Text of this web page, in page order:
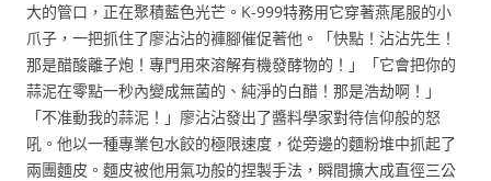
大的管口，正在聚積藍色光芒。K-999特務用它穿著燕尾服的小
爪子，一把抓住了廖沾沾的褲腳催促著他。「快點！沾沾先生！
那是醋酸離子炮！專門用來溶解有機發酵物的！」「它會把你的
蒜泥在零點一秒內變成無菌的、純淨的白醋！那是浩劫啊！」
「不准動我的蒜泥！」廖沾沾發出了醬料學家對待信仰般的怒
吼。他以一種專業包水餃的極限速度，從旁邊的麵粉堆中抓起了
兩團麵皮。麵皮被他用氣功般的捏製手法，瞬間擴大成直徑三公